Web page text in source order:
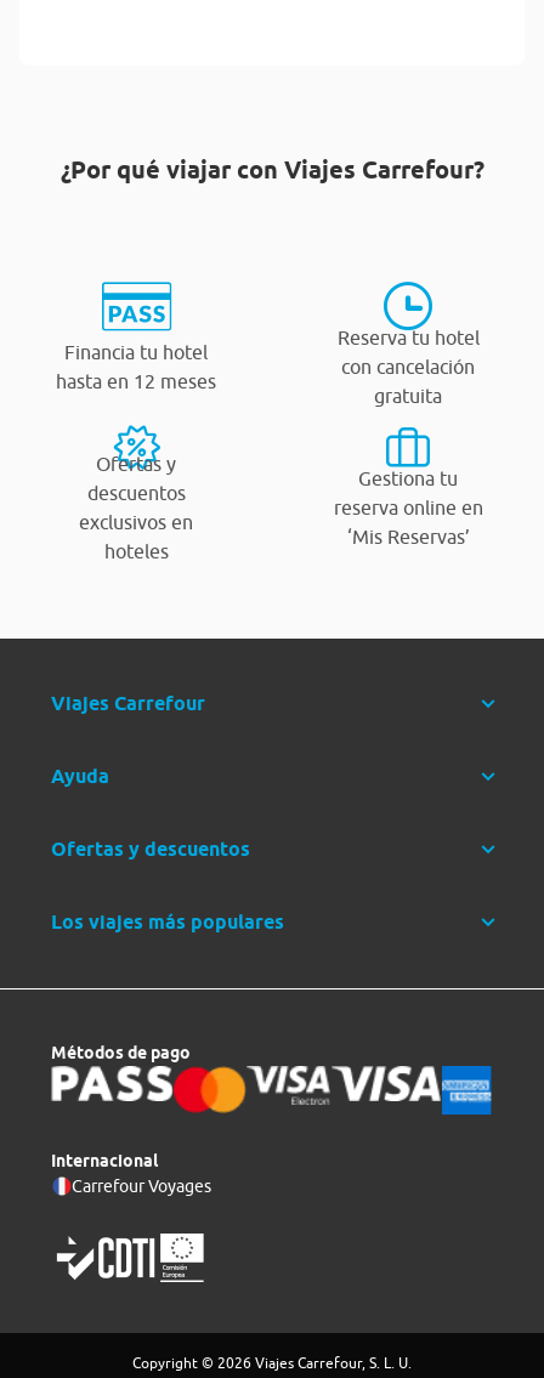
¿Por qué viajar con Viajes Carrefour?
Financia tu hotel
hasta en 12 meses
Reserva tu hotel
con cancelación
gratuita
Ofertas y
descuentos
exclusivos en
hoteles
Gestiona tu
reserva online en
‘Mis Reservas’
Viajes Carrefour
Ayuda
Ofertas y descuentos
Los viajes más populares
Métodos de pago
Internacional
Carrefour Voyages
Copyright © 2026 Viajes Carrefour, S. L. U.